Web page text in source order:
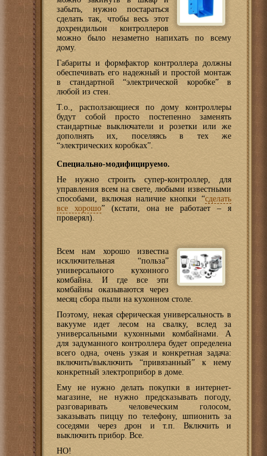
забыть, нужно постараться
сделать так, чтобы весь этот
дохрендильон контроллеров
можно было незаметно напихать по всему
дому.
Габариты и формфактор контроллера должны
обеспечивать его надежный и простой монтаж
в стандартной “электрической коробке” в
любой из стен.
Т.о., расползающиеся по дому контроллеры
будут собой просто постепенно заменять
стандартные выключатели и розетки или же
дополнять их, поселяясь в тех же
“электрических коробках”.
Специально-модифицируемо.
Не нужно строить супер-контроллер, для
управления всем на свете, любыми известными
способами, включая наличие кнопки “сделать
все хорошо” (кстати, она не работает – я
проверял).
Всем нам хорошо известна
исключительная “польза”
универсального кухонного
комбайна. И где все эти
комбайны оказываются через
месяц сбора пыли на кухонном столе.
Поэтому, некая сферическая универсальность в
вакууме идет лесом на свалку, вслед за
универсальными кухонными комбайнами. А
для задуманного контроллера будет определена
всего одна, очень узкая и конкретная задача:
включить/выключить “привязанный” к нему
конкретный электроприбор в доме.
Ему не нужно делать покупки в интернет-
магазине, не нужно предсказывать погоду,
разговаривать человеческим голосом,
заказывать пиццу по телефону, шпионить за
соседями через дрон и т.п. Включить и
выключить прибор. Все.
НО!